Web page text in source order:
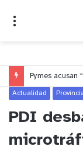
Actualidad
PDI